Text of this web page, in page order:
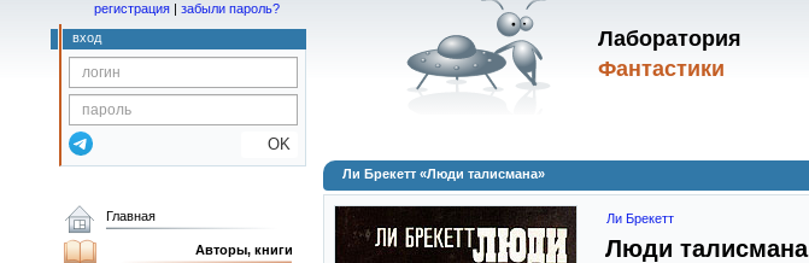
Лаборатория
Фантастики
регистрация | забыли пароль?
вход
OK
Ли Брекетт «Люди талисмана»
Ли Брекетт
Люди талисмана
Главная
Авторы, книги